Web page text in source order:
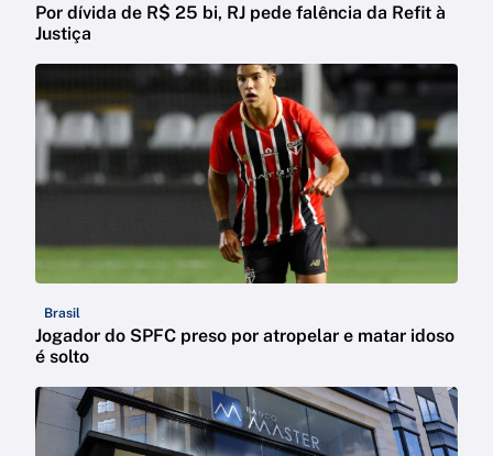
Por dívida de R$ 25 bi, RJ pede falência da Refit à
Justiça
Brasil
Jogador do SPFC preso por atropelar e matar idoso
é solto